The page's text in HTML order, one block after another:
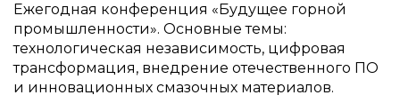
Ежегодная конференция «Будущее горной
промышленности». Основные темы:
технологическая независимость, цифровая
трансформация, внедрение отечественного ПО
и инновационных смазочных материалов.